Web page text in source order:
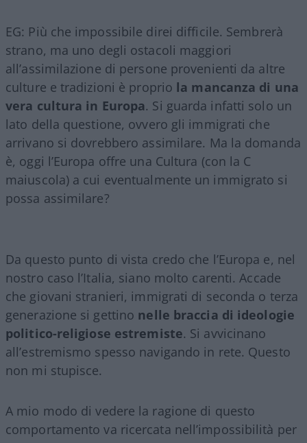
EG: Più che impossibile direi difficile. Sembrerà
strano, ma uno degli ostacoli maggiori
all’assimilazione di persone provenienti da altre
culture e tradizioni è proprio la mancanza di una
vera cultura in Europa. Si guarda infatti solo un
lato della questione, ovvero gli immigrati che
arrivano si dovrebbero assimilare. Ma la domanda
è, oggi l’Europa offre una Cultura (con la C
maiuscola) a cui eventualmente un immigrato si
possa assimilare?
Da questo punto di vista credo che l’Europa e, nel
nostro caso l’Italia, siano molto carenti. Accade
che giovani stranieri, immigrati di seconda o terza
generazione si gettino nelle braccia di ideologie
politico-religiose estremiste. Si avvicinano
all’estremismo spesso navigando in rete. Questo
non mi stupisce.
A mio modo di vedere la ragione di questo
comportamento va ricercata nell’impossibilità per